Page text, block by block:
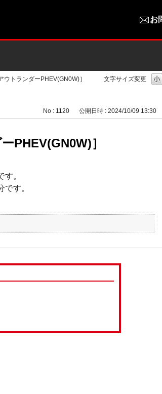
お
文字サイズ変更
トランダーPHEV(GN0W)］
No : 1120 公開日時 : 2024/10/09 13:30
PHEV(GN0W)］
。
す。